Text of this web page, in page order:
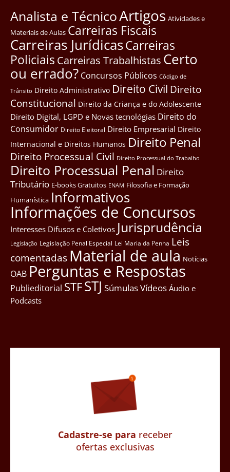
Analista e TécnicoArtigos Atividades e
Materiais de Aulas Carreiras Fiscais
Carreiras JurídicasCarreiras
Policiais Carreiras Trabalhistas Certo
ou errado? Concursos Públicos Côdigo de
Trânsito Direito Administrativo Direito Civil Direito
Constitucional Direito da Criança e do Adolescente
Direito Digital, LGPD e Novas tecnológias Direito do
Consumidor Direito Eleitoral Direito Empresarial Direito
Internacional e Direitos Humanos Direito Penal
Direito Processual Civil Direito Processual do Trabalho
Direito Processual Penal Direito
Tributário E-books Gratuitos ENAM Filosofia e Formação
Humanística Informativos
Informações de Concursos
Interesses Difusos e Coletivos Jurisprudência
Legislação Legislação Penal Especial Lei Maria da Penha Leis
comentadas Material de aula Notícias
OAB Perguntas e Respostas
Publieditorial STFSTJ SúmulasVídeos Áudio e
Podcasts
Cadastre-se para receber
ofertas exclusivas